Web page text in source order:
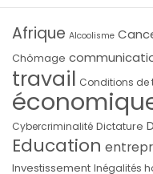
Afrique Alcoolisme
Chômage
travail Conditions de
Cybercriminalité Dictature
Education
Investissement Inégalités